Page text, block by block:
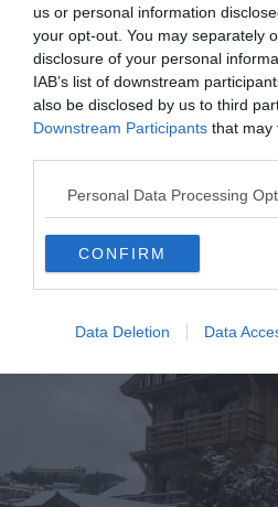
us or personal information
your opt-out. You may separately
disclosure of your personal
IAB’s list of downstream
also be disclosed by us to third
Downstream Participants that may
Personal Data Processing
CONFIRM
Data Deletion Data
Les 8 meilleurs hôtels à
Les 12 plus beaux chalets à
4. Chalet démesuré
Voir ce